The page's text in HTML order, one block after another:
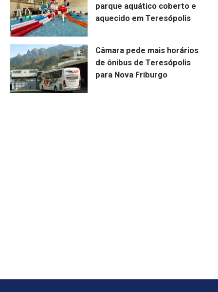
parque aquático coberto e
aquecido em Teresópolis
Câmara pede mais horários
de ônibus de Teresópolis
para Nova Friburgo